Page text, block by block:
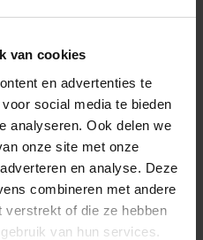
van cookies
en advertenties te
social media te bieden
analyseren. Ook delen we
onze site met onze
en analyse. Deze
combineren met andere
verstrekt of die ze hebben
van hun services.